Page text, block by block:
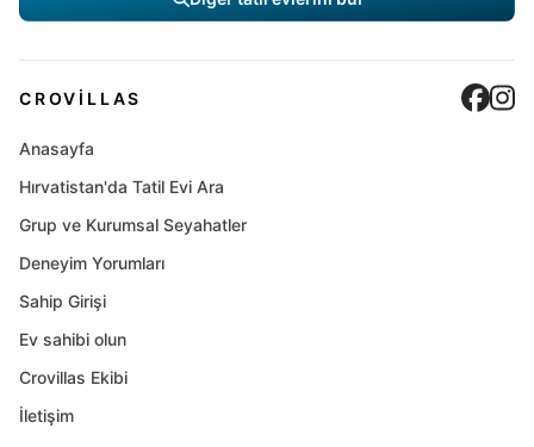
CROVILLAS
Anasayfa
Hırvatistan'da Tatil Evi Ara
Grup ve Kurumsal Seyahatler
Deneyim Yorumları
Sahip Girişi
Ev sahibi olun
Crovillas Ekibi
İletişim